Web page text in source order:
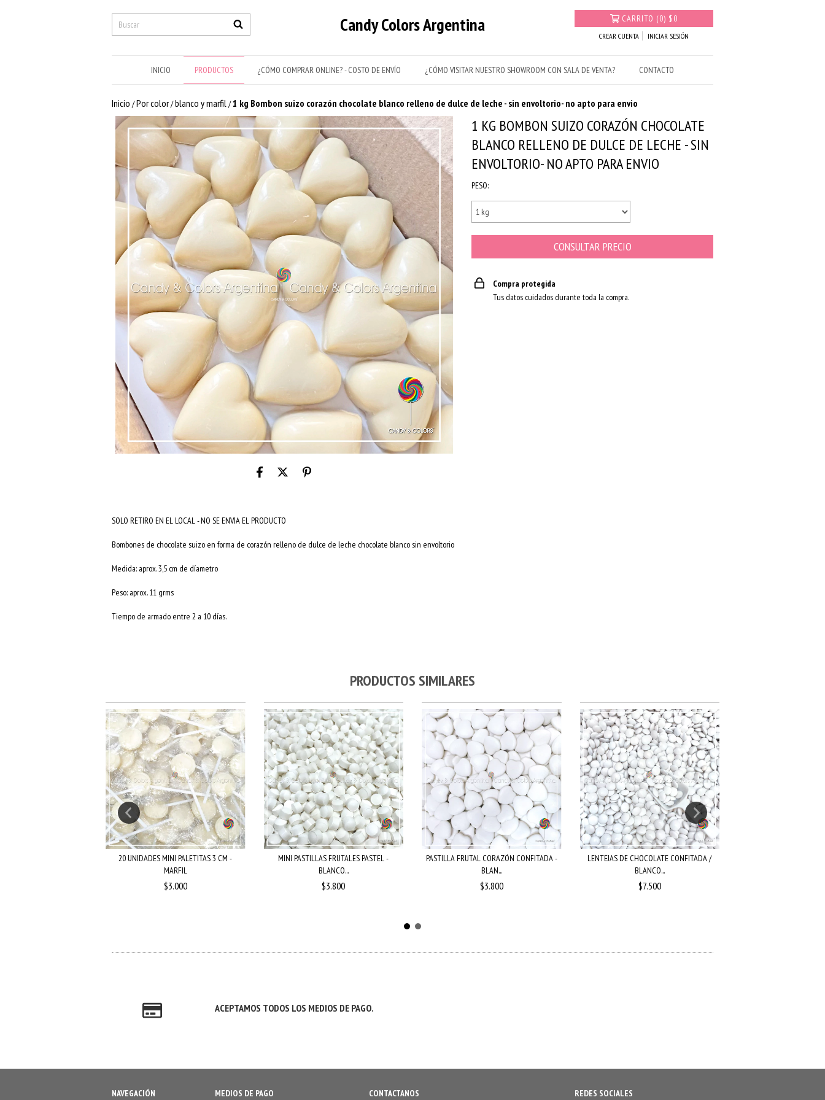
Candy Colors Argentina CARRITO (0) $0
CREAR CUENTA INICIAR SESIÓN
INICIO PRODUCTOS ¿CÓMO COMPRAR ONLINE? - COSTO DE ENVÍO ¿CÓMO VISITAR NUESTRO SHOWROOM CON SALA DE VENTA? CONTACTO
Inicio /Por color/blanco y marfil/1 kg Bombon suizo corazón chocolate blanco relleno de dulce de leche - sin envoltorio- no apto para envio
SOLO RETIRO EN EL LOCAL - NO SE ENVIA EL PRODUCTO
Bombones de chocolate suizo en forma de corazón relleno de dulce de leche chocolate blanco sin envoltorio
Medida: aprox. 3,5 cm de díametro
Peso: aprox. 11 grms
Tiempo de armado entre 2 a 10 días.
1 KG BOMBON SUIZO CORAZÓN CHOCOLATE
BLANCO RELLENO DE DULCE DE LECHE - SIN
ENVOLTORIO- NO APTO PARA ENVIO
PESO:
Compra protegida
Tus datos cuidados durante toda la compra.
PRODUCTOS SIMILARES
20 UNIDADES MINI PALETITAS 3 CM -
MARFIL
$3.000
MINI PASTILLAS FRUTALES PASTEL -
BLANCO...
$3.800
PASTILLA FRUTAL CORAZÓN CONFITADA -
BLAN...
$3.800
LENTEJAS DE CHOCOLATE CONFITADA /
BLANCO...
$7.500
ACEPTAMOS TODOS LOS MEDIOS DE PAGO.
NAVEGACIÓN MEDIOS DE PAGO CONTACTANOS REDES SOCIALES